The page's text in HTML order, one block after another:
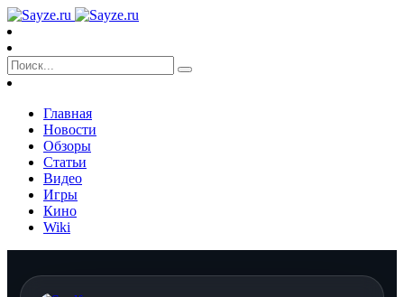
Главная
Новости
Обзоры
Статьи
Видео
Игры
Кино
Wiki